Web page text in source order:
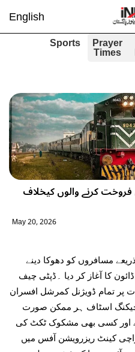
English
Prayer
Times
Sports
کرنے والوں کیخلاف
May 20, 2026
مسافروں کو دھوکا دینے
کا آغاز کر دیا ۔ڈپٹی چیف
پر تمام ڈویژنل کمرشل افسران
چیکنگ اسٹاف ہر ممکن صورت
اور کسی بھی مشکوک ٹکٹ کی
کینٹ ریزرویشن آفس میں